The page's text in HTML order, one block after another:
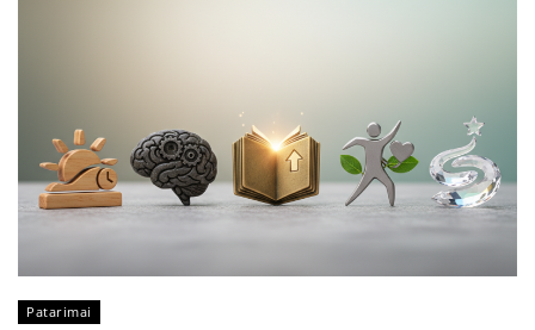
Patarimai